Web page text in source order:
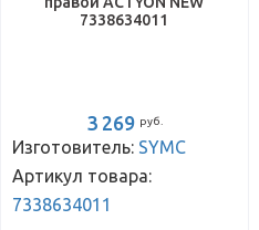
7338634011
3 269 руб.
Изготовитель: SYMC
Артикул товара:
7338634011